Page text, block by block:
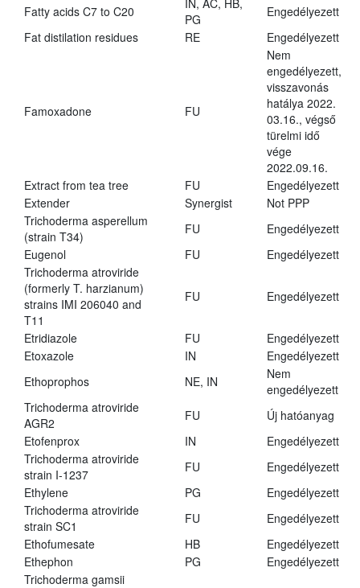
Fatty acids C7 to C20
IN, AC, HB,
PG
Engedélyezett
Fat distilation residues
RE Engedélyezett
Famoxadone FU
Nem
engedélyezett,
visszavonás
hatálya 2022.
03.16., végső
türelmi idő
vége
2022.09.16.
Extract from tea tree
FU
Engedélyezett
Extender
Synergist
Not PPP
Trichoderma asperellum
(strain T34)
FU
Engedélyezett
Eugenol
FU
Engedélyezett
Trichoderma atroviride
(formerly T. harzianum)
strains IMI 206040 and
T11
FU Engedélyezett
Etridiazole FU
Engedélyezett
Etoxazole
IN
Engedélyezett
Ethoprophos
NE, IN
Nem
engedélyezett
Trichoderma atroviride
AGR2
FU
Új hatóanyag
Etofenprox
IN
Engedélyezett
Trichoderma atroviride
strain I-1237
FU
Engedélyezett
Ethylene
PG
Engedélyezett
Trichoderma atroviride
strain SC1
FU
Engedélyezett
Ethofumesate
HB
Engedélyezett
Ethephon
PG
Engedélyezett
Trichoderma gamsii